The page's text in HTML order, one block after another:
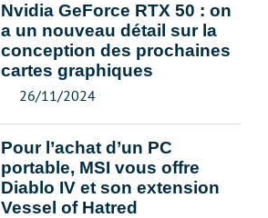
Nvidia GeForce RTX 50 : on
a un nouveau détail sur la
conception des prochaines
cartes graphiques
26/11/2024
Pour l’achat d’un PC
portable, MSI vous offre
Diablo IV et son extension
Vessel of Hatred